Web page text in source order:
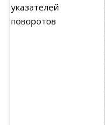
указателей
поворотов